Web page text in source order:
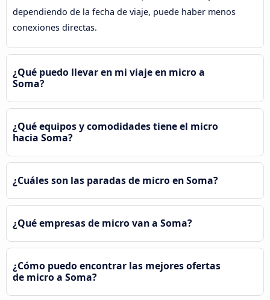
dependiendo de la fecha de viaje, puede haber menos
conexiones directas.
¿Qué puedo llevar en mi viaje en micro a
Soma?
¿Qué equipos y comodidades tiene el micro
hacia Soma?
¿Cuáles son las paradas de micro en Soma?
¿Qué empresas de micro van a Soma?
¿Cómo puedo encontrar las mejores ofertas
de micro a Soma?